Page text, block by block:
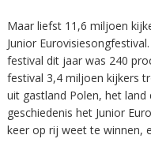
Maar liefst 11,6 miljoen
Junior
festival dit jaar was 240
festival 3,4 miljoen kijkers
uit gastland Polen, het
geschiedenis het Junior
keer op rij weet te winnen,